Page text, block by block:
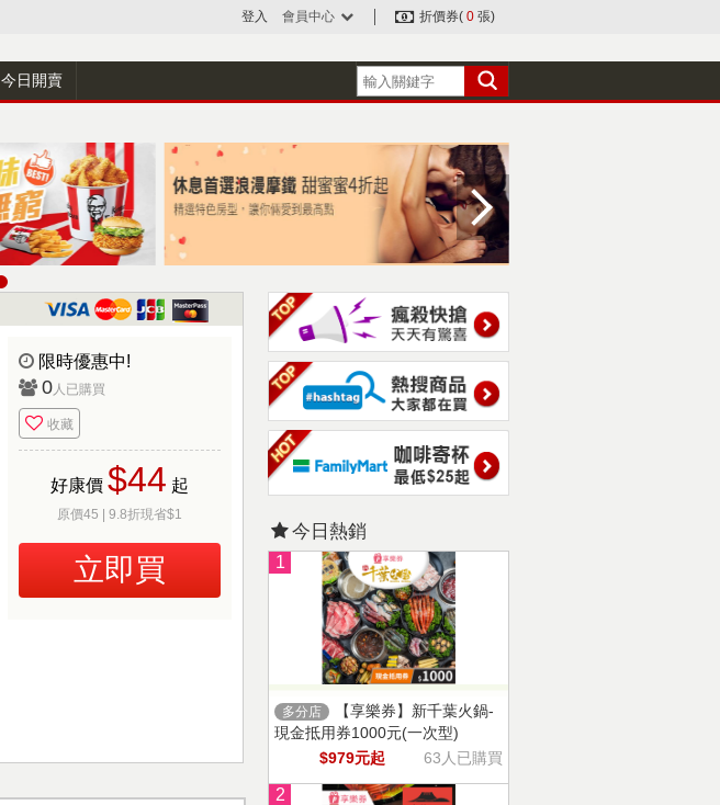
登入 會員中心 折價券( 0 張)
今日開賣
限時優惠中!
0人已購買
收藏
好康價 $44 起
原價45 | 9.8折現省$1
立即買
今日熱銷
1
多分店
【享樂券】新千葉火鍋-
現金抵用券1000元(一次型)
$979元起
63人已購買
2